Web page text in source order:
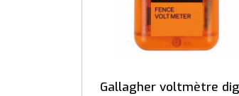
Gallagher voltmètre